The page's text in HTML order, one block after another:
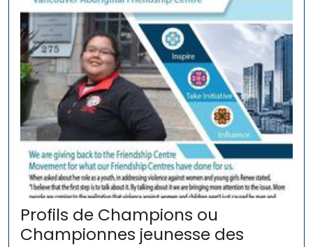
Profils de Champions ou
Championnes jeunesse des